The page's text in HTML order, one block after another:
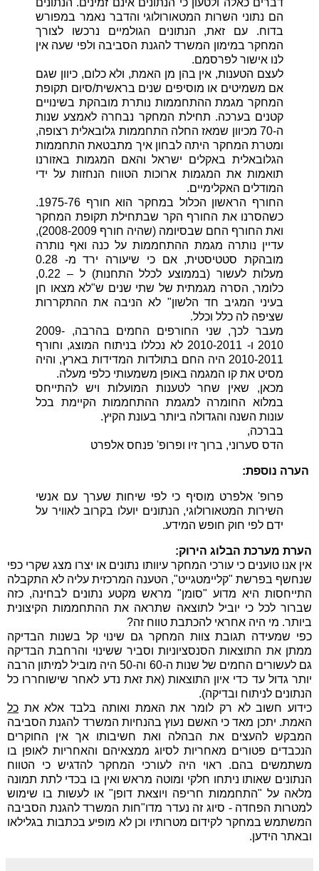
דברים כאלה ולטעון כי הנתונים אינם זמינים. הנתונים
הם נתוני השרות המטאורולוגי והדבר נאמר במפורש
בדוח. עם זאת, הנתונים הגולמיים נרכשו לצורך
המחקר במימון המשרד להגנת הסביבה ולפי שעה אין
לנו אישור לפרסמם.
לעצם הטענות, אין בהן מן האמת, ולא כלום, כיוון שגם
אם משמיטים או מוסיפים שנים בראשית/סיום תקופת
המחקר מגמת ההתחממות נותרת מובהקת בשינויים
קטנים בערכה. תחילת המחקר נבחרה לאמצע שנות
ה-70 מכיוון שמאז החלה התחממות גלובאלית רצופה,
ומטרת המחקר היתה לבחון איך מתבטאת התחממות
הגלובאלית באקלים ישראל והאם המגמות באזורנו
תואמות את המגמות ארוכות הטווח הנחזות על ידי
המודלים האקלימיים.
החורף הראשון הכלול במחקר הוא חורף 1975-76.
כשהסרנו את החורף הקר שבתחילת תקופת המחקר
ואת החורף החם שבסיומה (שהיה חורף 2008-2009),
עדיין נותרה מגמת ההתחממות על כנה ואף נותרה
מובהקת סטטיסטית, אם כי שיעורה ירד מ- 0.28
מעלות לעשור (בממוצע לכלל התחנות) ל – 0.22,
כלומר, הסרה מגמתית של שתי שנים ש"לא מצאו חן
בעיני המגיב חד הלשון" לא הניבה את ההתקררות
שציפה לה כלל וכלל.
מעבר לכך, שני החורפים החמים בהרבה, 2009-
2010 ו- 2010-2011 לא נכללו בניתוח המוצג, וחורף
2010-2011 היה החם בתולדות המדידות בארץ, והיה
מסיט את קו המגמה באופן משמעותי כלפי מעלה.
מכאן, שאין שחר לטענות המועלות ויש להתייחס
במלוא החומרה למגמת ההתחממות הקיימת בכל
עונות השנה והגדולה ביותר בעונת הקיץ.
בברכה,
הדס סערוני, ברוך זיו ופרופ' פנחס אלפרט
הערה נוספת:
פרופ' אלפרט מוסיף כי לפי שיחות שערך עם אנשי
השירות המטאורולוגי, הנתונים יועלו בקרוב לאוויר על
ידם לפי חוק חופש המידע.
הערת מערכת הבלוג הירוק:
אין אנו טוענים כי עורכי המחקר עיוותו נתונים או יצרו מצג שקרי כפי
שנחשף בפרשת "קליימטגייט", הטענה המרכזית עליה לא התקבלה
התייחסות היא מדוע "סומן" מראש מקטע נתונים לבחינה, כזה
שברור לכל כי יוביל לתוצאה שתראה את ההתחממות הקיצונית
ביותר. מי היה אחראי להכתבת טווח זה?
כפי שמעידה תגובת צוות המחקר גם שינוי קל בשנות הבדיקה
ממתן את התוצאות הסנסציוניות וסביר ששינוי והרחבת הבדיקה
גם לעשורים החמים של שנות ה-60 וה-50 היה מוביל למיתון הרבה
יותר גדול עד כדי איון התוצאות (את זאת נדע לאחר שישוחררו כל
הנתונים לניתוח ובדיקה).
כידוע חשוב לא רק לומר את האמת ואותה בלבד אלא את כל
האמת. יתכן מאד כי האשם נעוץ בהנחיות המשרד להגנת הסביבה
המבקש להעצים את הבהלה ואת חשיבותו אך אין החוקרים
הנכבדים פטורים מאחריות לסיוג ממצאיהם והאחריות לאופן בו
משתמשים בהם. ראוי היה לעורכי המחקר להדגיש כי הטווח
הנתונים שאותו ניתחו חלקי ומוטה מראש ואין בו בכדי לתת תמונה
מלאה על "התחממות חריפה ויוצאת דופן" או לעשות בו שימוש
למטרות הפחדה - סיוג זה נעדר מדו"חות המשרד להגנת הסביבה
המשתמש במחקר לקידום מטרותיו וכן לא מופיע בכתבות בגלילאו
ובאתר הידען.